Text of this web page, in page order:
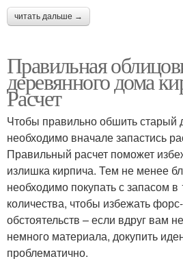
читать дальше →
Правильная
деревянного дома
Расчет
Чтобы правильно обшить старый
необходимо вначале запастись
Правильный расчет поможет
излишка кирпича. Тем не менее
необходимо покупать с запасом
количества, чтобы избежать
обстоятельств – если вдруг вам
немного материала, докупить
проблематично.